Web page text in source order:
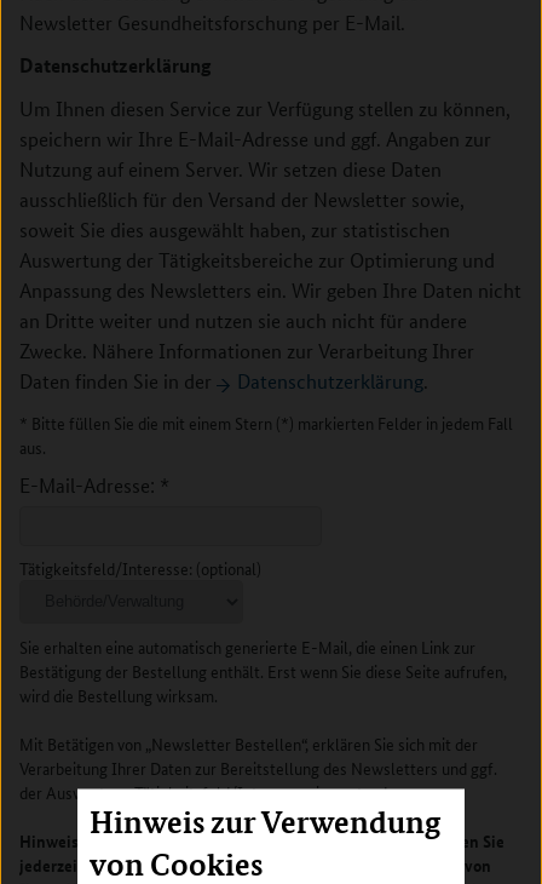
Hinweis zur Verwendung
von Cookies
Newsletter Gesundheitsforschung per E-Mail.
Datenschutzerklärung
Um Ihnen diesen Service zur Verfügung stellen zu können,
speichern wir Ihre E-Mail-Adresse und ggf. Angaben zur
Nutzung auf einem Server. Wir setzen diese Daten
ausschließlich für den Versand der Newsletter sowie,
soweit Sie dies ausgewählt haben, zur statistischen
Auswertung der Tätigkeitsbereiche zur Optimierung und
Anpassung des Newsletters ein. Wir geben Ihre Daten nicht
an Dritte weiter und nutzen sie auch nicht für andere
Zwecke. Nähere Informationen zur Verarbeitung Ihrer
Daten finden Sie in der
Datenschutzerklärung.